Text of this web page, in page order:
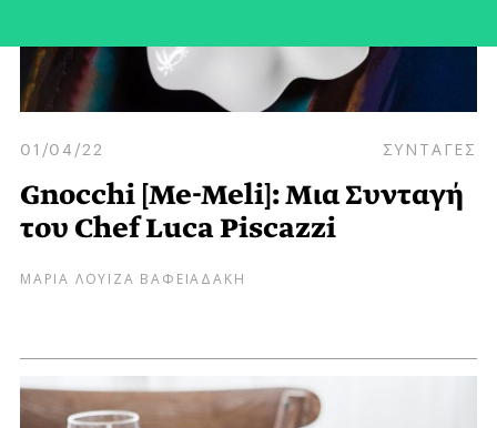
01/04/22 ΣΥΝΤΑΓΕΣ
Gnocchi [Me-Meli]: Μια Συνταγή
του Chef Luca Piscazzi
ΜΑΡΙΑ ΛΟΥΙΖΑ ΒΑΦΕΙΑΔΑΚΗ